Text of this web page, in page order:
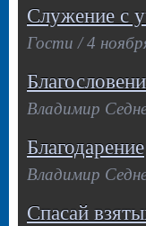
Служение с
Гости / 4
Владимир
Благодарение
Владимир
Спасай